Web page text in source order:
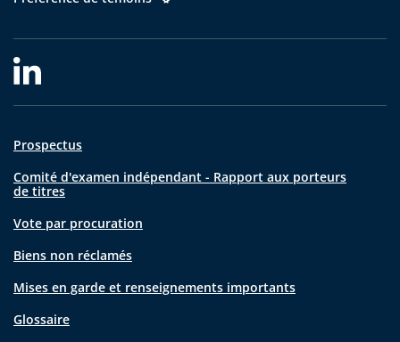
Prospectus
Comité d'examen indépendant - Rapport aux porteurs
de titres
Vote par procuration
Biens non réclamés
Mises en garde et renseignements importants
Glossaire